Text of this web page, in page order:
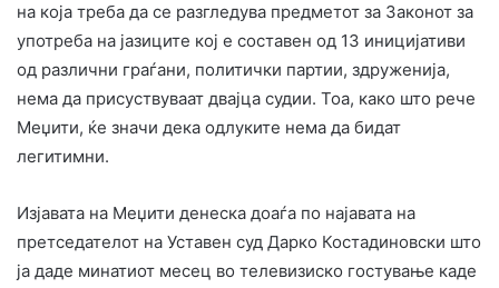
на која треба да се разгледува предметот за Законот за
употреба на јазиците кој е составен од 13 иницијативи
од различни граѓани, политички партии, здруженија,
нема да присуствуваат двајца судии. Тоа, како што рече
Меџити, ќе значи дека одлуките нема да бидат
легитимни.
Изјавата на Меџити денеска доаѓа по најавата на
претседателот на Уставен суд Дарко Костадиновски што
ја даде минатиот месец во телевизиско гостување каде